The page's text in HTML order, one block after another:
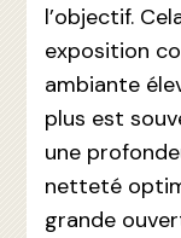
l’objectif.
exposition
ambiante
plus est
une
netteté
grande